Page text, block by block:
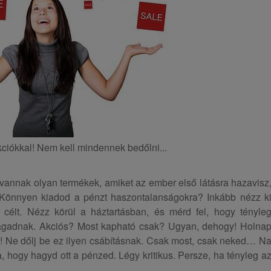
Nem kell mindennek bedőlni...
olyan termékek, amiket az ember első látásra hazavisz,
kiadod a pénzt haszontalanságokra? Inkább nézz ki
Nézz körül a háztartásban, és mérd fel, hogy tényleg
Akciós? Most kapható csak? Ugyan, dehogy! Holnap
Ne dőlj be ez ilyen csábításnak. Csak most, csak neked… Na
hogy hagyd ott a pénzed. Légy kritikus. Persze, ha tényleg az